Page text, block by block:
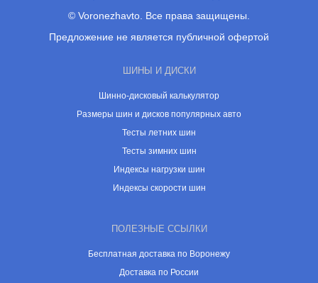
© Voronezhavto. Все права защищены.
Предложение не является публичной офертой
ШИНЫ И ДИСКИ
Шинно-дисковый калькулятор
Размеры шин и дисков популярных авто
Тесты летних шин
Тесты зимних шин
Индексы нагрузки шин
Индексы скорости шин
ПОЛЕЗНЫЕ ССЫЛКИ
Бесплатная доставка по Воронежу
Доставка по России